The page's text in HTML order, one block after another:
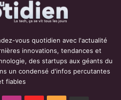
vous quotidien avec l'actualité
innovations, tendances et
des startups aux géants du
un condensé d'infos percutantes
fiables